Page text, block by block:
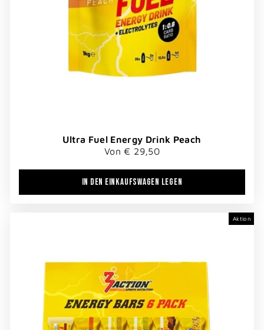
Ultra Fuel Energy Drink Peach
Von € 29,50
IN DEN EINKAUFSWAGEN LEGEN
Aktion